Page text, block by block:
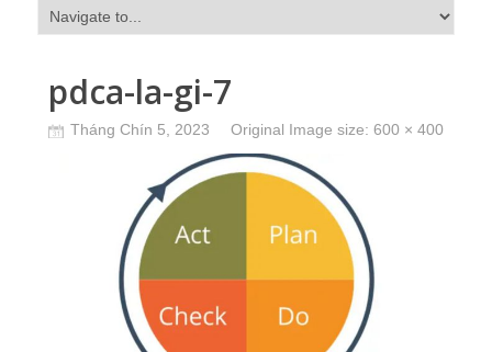
pdca-la-gi-7
Tháng Chín 5, 2023 Original Image size: 600 × 400